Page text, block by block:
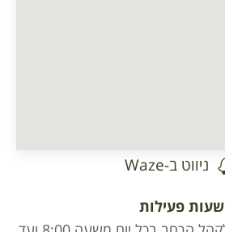
ניווט ב-Waze
שעות פעילות